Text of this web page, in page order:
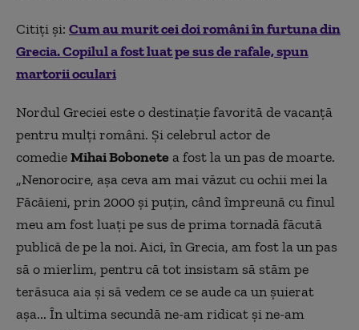
Citiți și: Cum au murit cei doi români în furtuna din
Grecia. Copilul a fost luat pe sus de rafale, spun
martorii oculari
Nordul Greciei este o destinație favorită de vacanță
pentru mulți români. Și celebrul actor de
comedieMihai Bobonetea fost la un pas de moarte.
„Nenorocire, așa ceva am mai văzut cu ochii mei la
Făcăieni, prin 2000 și puțin, când împreună cu finul
meu am fost luați pe sus de prima tornadă făcută
publică de pe la noi. Aici, în Grecia, am fost la un pas
să o mierlim, pentru că tot insistam să stăm pe
terăsuca aia și să vedem ce se aude ca un șuierat
așa... În ultima secundă ne-am ridicat și ne-am